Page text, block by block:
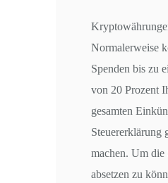
Normalerweise
Spenden bis zu
von 20 Prozent
gesamten
Steuererklärung
machen. Um die
absetzen zu